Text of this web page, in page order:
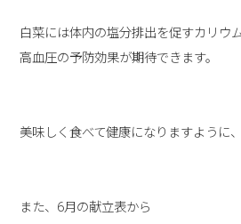
白菜には体内の塩分排出を促すカリウ
高血圧の予防効果が期待できます。
美味しく食べて健康になりますように
また、6月の献立表から